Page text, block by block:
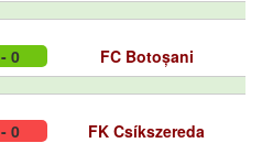
0 FC Botoșani
0 FK Csíkszereda